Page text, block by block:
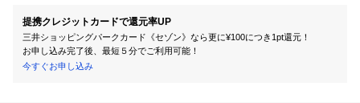
提携クレジットカードで還元率UP
三井ショッピングパークカード《セゾン》なら更に¥100につき1pt還元！
お申し込み完了後、最短５分でご利用可能！
今すぐお申し込み